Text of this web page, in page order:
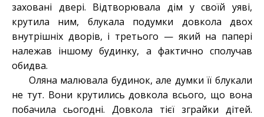
заховані двері. Відтворювала дім у своїй уяві,
крутила ним, блукала подумки довкола двох
внутрішніх дворів, і третього — який на папері
належав іншому будинку, а фактично сполучав
обидва.
Оляна малювала будинок, але думки її блукали
не тут. Вони крутились довкола всього, що вона
побачила сьогодні. Довкола тієї зграйки дітей.